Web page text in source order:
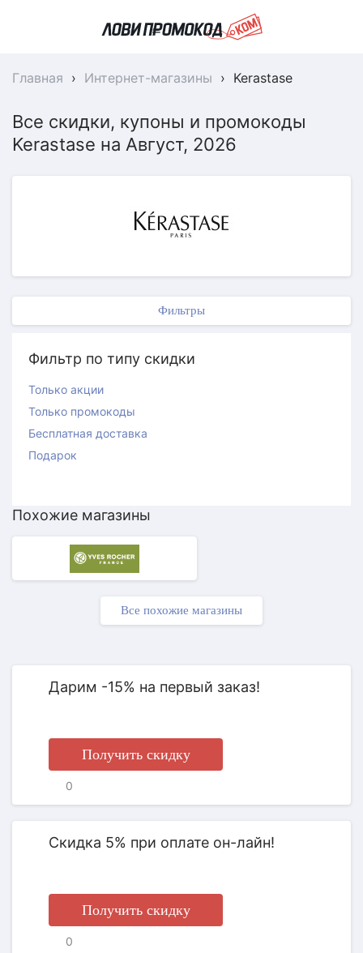
Главная › Интернет-магазины › Kerastase
Все скидки, купоны и промокоды
Kerastase на Август, 2026
Фильтры
Фильтр по типу скидки
Только акции
Только промокоды
Бесплатная доставка
Подарок
Похожие магазины
Все похожие магазины
Дарим -15% на первый заказ!
Получить скидку
0
АКЦИЯ
Скидка 5% при оплате он-лайн!
Получить скидку
0